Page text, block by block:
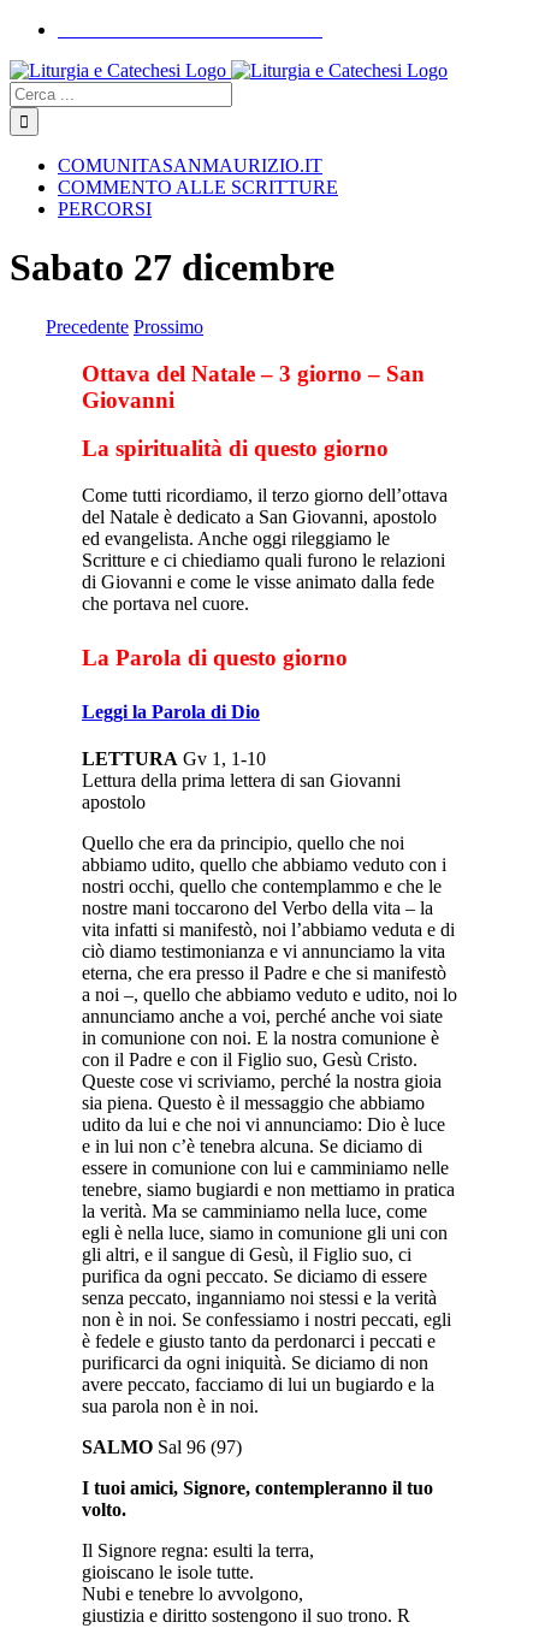
Skip
content
YouTube
Facebook
Instagram
Cerca
COMUNITASANMAURIZIO.IT
COMMENTO ALLE SCRITTURE
PERCORSI
Sabato 27 dicembre
Precedente Prossimo
Ottava del Natale – 3 giorno – San
Giovanni
La spiritualità di questo giorno
Come tutti ricordiamo, il terzo giorno dell’ottava
del Natale è dedicato a San Giovanni, apostolo
ed evangelista. Anche oggi rileggiamo le
Scritture e ci chiediamo quali furono le relazioni
di Giovanni e come le visse animato dalla fede
che portava nel cuore.
La Parola di questo giorno
Leggi la Parola di Dio
LETTURA Gv 1, 1-10
Lettura della prima lettera di san Giovanni
apostolo
Quello che era da principio, quello che noi
abbiamo udito, quello che abbiamo veduto con i
nostri occhi, quello che contemplammo e che le
nostre mani toccarono del Verbo della vita – la
vita infatti si manifestò, noi l’abbiamo veduta e di
ciò diamo testimonianza e vi annunciamo la vita
eterna, che era presso il Padre e che si manifestò
a noi –, quello che abbiamo veduto e udito, noi lo
annunciamo anche a voi, perché anche voi siate
in comunione con noi. E la nostra comunione è
con il Padre e con il Figlio suo, Gesù Cristo.
Queste cose vi scriviamo, perché la nostra gioia
sia piena. Questo è il messaggio che abbiamo
udito da lui e che noi vi annunciamo: Dio è luce
e in lui non c’è tenebra alcuna. Se diciamo di
essere in comunione con lui e camminiamo nelle
tenebre, siamo bugiardi e non mettiamo in pratica
la verità. Ma se camminiamo nella luce, come
egli è nella luce, siamo in comunione gli uni con
gli altri, e il sangue di Gesù, il Figlio suo, ci
purifica da ogni peccato. Se diciamo di essere
senza peccato, inganniamo noi stessi e la verità
non è in noi. Se confessiamo i nostri peccati, egli
è fedele e giusto tanto da perdonarci i peccati e
purificarci da ogni iniquità. Se diciamo di non
avere peccato, facciamo di lui un bugiardo e la
sua parola non è in noi.
SALMO Sal 96 (97)
I tuoi amici, Signore, contempleranno il tuo
volto.
Il Signore regna: esulti la terra,
gioiscano le isole tutte.
Nubi e tenebre lo avvolgono,
giustizia e diritto sostengono il suo trono. R